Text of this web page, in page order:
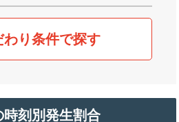
わり条件で探す
刻別発生割合